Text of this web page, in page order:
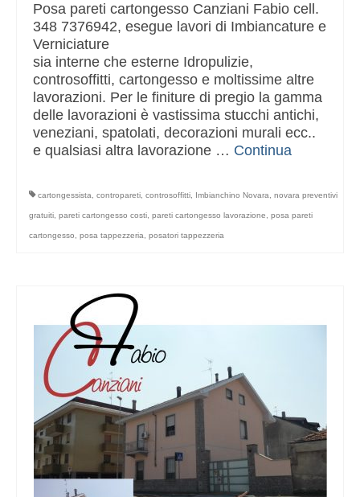
Posa pareti cartongesso Canziani Fabio cell.
348 7376942, esegue lavori di Imbiancature e
Verniciature
sia interne che esterne Idropulizie,
controsoffitti, cartongesso e moltissime altre
lavorazioni. Per le finiture di pregio la gamma
delle lavorazioni è vastissima stucchi antichi,
veneziani, spatolati, decorazioni murali ecc..
e qualsiasi altra lavorazione … Continua
cartongessista, contropareti, controsoffitti, Imbianchino Novara, novara preventivi
gratuiti, pareti cartongesso costi, pareti cartongesso lavorazione, posa pareti
cartongesso, posa tappezzeria, posatori tappezzeria